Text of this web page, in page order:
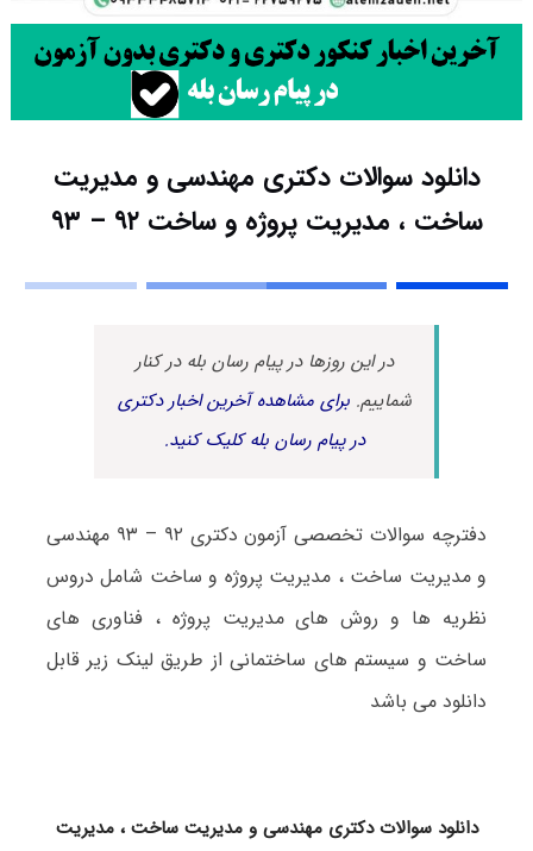
دانلود سوالات دکتری مهندسی و مدیریت
ساخت ، مدیریت پروژه و ساخت ۹۲ – ۹۳
در این روزها در پیام رسان بله در کنار
شماییم.برای مشاهده آخرین اخبار دکتری
در پیام رسان بله کلیک کنید.
دفترچه سوالات تخصصی آزمون دکتری ۹۲ – ۹۳ مهندسی
و مدیریت ساخت ، مدیریت پروژه و ساخت شامل دروس
نظریه ها و روش های مدیریت پروژه ، فناوری های
ساخت و سیستم های ساختمانی از طریق لینک زیر قابل
دانلود می باشد
دانلود سوالات دکتری مهندسی و مدیریت ساخت ، مدیریت